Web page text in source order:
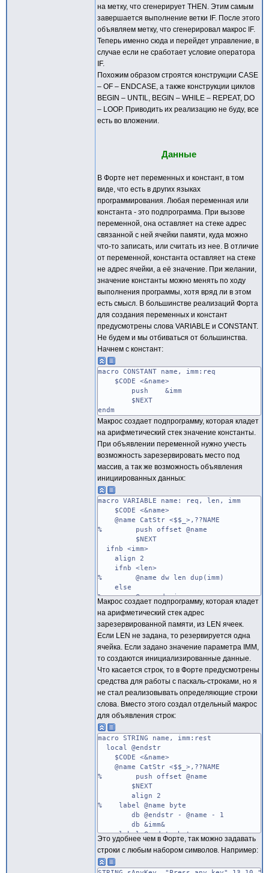
на метку, что сгенерирует THEN. Этим самым
завершается выполнение ветки IF. После этого
объявляем метку, что сгенерировал макрос IF.
Теперь именно сюда и перейдет управление, в
случае если не сработает условие оператора
IF.
Похожим образом строятся конструкции CASE
– OF – ENDCASE, а также конструкции циклов
BEGIN – UNTIL, BEGIN – WHILE – REPEAT, DO
– LOOP. Приводить их реализацию не буду, все
есть во вложении.
Данные
В Форте нет переменных и констант, в том
виде, что есть в других языках
программирования. Любая переменная или
константа - это подпрограмма. При вызове
переменной, она оставляет на стеке адрес
связанной с ней ячейки памяти, куда можно
что-то записать, или считать из нее. В отличие
от переменной, константа оставляет на стеке
не адрес ячейки, а её значение. При желании,
значение константы можно менять по ходу
выполнения программы, хотя вряд ли в этом
есть смысл. В большинстве реализаций Форта
для создания переменных и констант
предусмотрены слова VARIABLE и CONSTANT.
Не будем и мы отбиваться от большинства.
Начнем с констант:
macro CONSTANT name, imm:req
$CODE <&name>
push &imm
$NEXT
endm
Макрос создает подпрограмму, которая кладет
на арифметический стек значение константы.
При объявлении переменной нужно учесть
возможность зарезервировать место под
массив, а так же возможность объявления
инициированных данных:
macro VARIABLE name: req, len, imm
$CODE <&name>
@name CatStr <$$_>,??NAME
% push offset @name
$NEXT
ifnb <imm>
align 2
ifnb <len>
% @name dw len dup(imm)
else
% @name dw imm
endif
else
udataseg
align 2
ifnb <len>
else
% @name dw ?
endif
codeseg
endif
endm
Макрос создает подпрограмму, которая кладет
на арифметический стек адрес
зарезервированной памяти, из LEN ячеек.
Если LEN не задана, то резервируется одна
ячейка. Если задано значение параметра IMM,
то создаются инициализированные данные.
Что касается строк, то в Форте предусмотрены
средства для работы с паскаль-строками, но я
не стал реализовывать определяющие строки
слова. Вместо этого создал отдельный макрос
для объявления строк:
macro STRING name, imm:rest
local @endstr
$CODE <&name>
@name CatStr <$$_>,??NAME
% push offset @name
$NEXT
align 2
% label @name byte
db @endstr - @name - 1 ;;
db &imm&
label @endstr byte
endm
Это удобнее чем в Форте, так можно задавать
строки с любым набором символов. Например: